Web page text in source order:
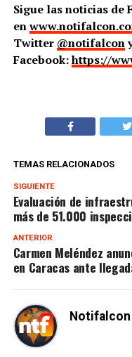
Sigue las noticias de
en
Twitter @notifalcon
Facebook:https://
TEMAS RELACIONADOS
SIGUIENTE
Evaluación de
más de 51.000
ANTERIOR
Carmen Meléndez
en Caracas ante
Notifalcon